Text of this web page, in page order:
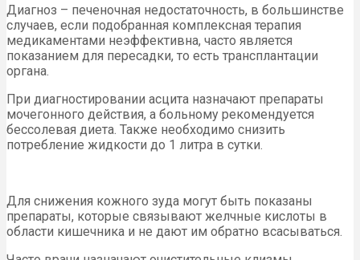
Диагноз – печеночная недостаточность, в большинстве
случаев, если подобранная комплексная терапия
медикаментами неэффективна, часто является
показанием для пересадки, то есть трансплантации
органа.
При диагностировании асцита назначают препараты
мочегонного действия, а больному рекомендуется
бессолевая диета. Также необходимо снизить
потребление жидкости до 1 литра в сутки.
Для снижения кожного зуда могут быть показаны
препараты, которые связывают желчные кислоты в
области кишечника и не дают им обратно всасываться.